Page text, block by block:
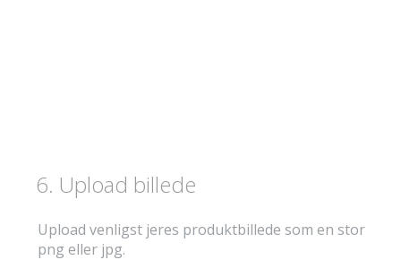
6. Upload billede
Upload venligst jeres produktbillede som en stor
png eller jpg.